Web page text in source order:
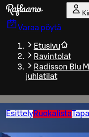
Siirry pääsisältöön
Varaa pöytä
Etusivu
Ravintolat
Radisson Blu
juhlatilat
EsittelyRuokalista